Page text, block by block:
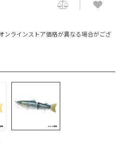
ラインストア価格が異なる場合がござ